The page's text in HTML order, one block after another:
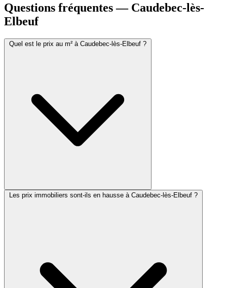
Questions fréquentes — Caudebec-lès-
Elbeuf
Quel est le prix au m² à Caudebec-lès-Elbeuf ?
Les prix immobiliers sont-ils en hausse à Caudebec-lès-Elbeuf ?